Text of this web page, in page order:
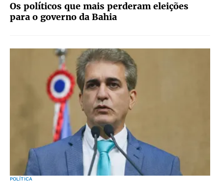
Os políticos que mais perderam eleições
para o governo da Bahia
POLÍTICA